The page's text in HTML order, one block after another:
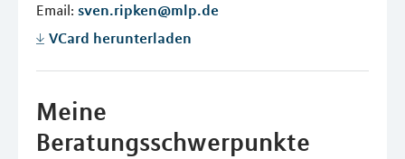
Email: sven.ripken@mlp.de
VCard herunterladen
Meine
Beratungsschwerpunkte